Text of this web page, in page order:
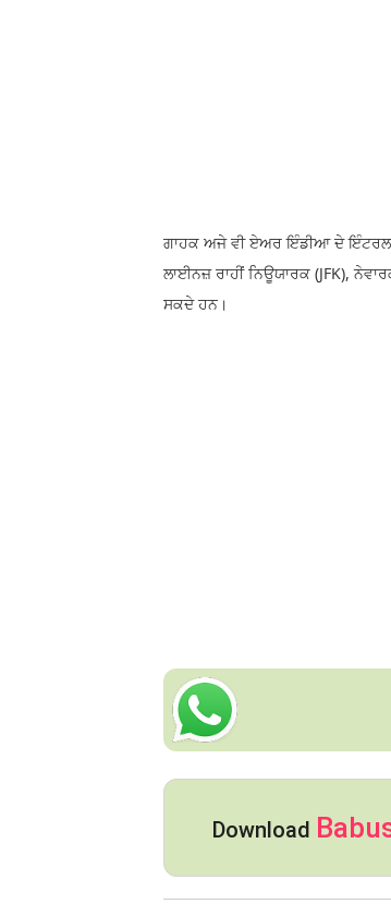
ਗਾਹਕ ਅਜੇ ਵੀ ਏਅਰ ਇੰਡੀਆ ਦੇ
ਲਾਈਨਜ਼ ਰਾਹੀਂ ਨਿਊਯਾਰਕ (JFK),
ਸਕਦੇ ਹਨ।
Download